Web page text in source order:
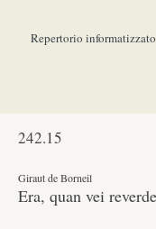
Repertorio
242.15
Giraut de Borneil
Era, quan vei